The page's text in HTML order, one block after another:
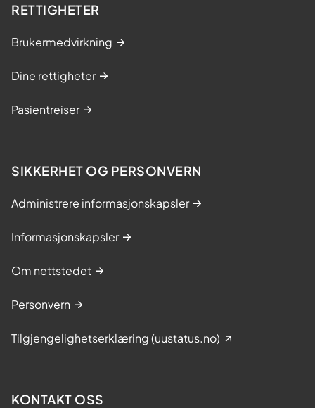
RETTIGHETER
Brukermedvirkning
Dine rettigheter
Pasientreiser
SIKKERHET OG PERSONVERN
Administrere informasjonskapsler
Informasjonskapsler
Om nettstedet
Personvern
Tilgjengelighetserklæring (uustatus.no)
KONTAKT OSS